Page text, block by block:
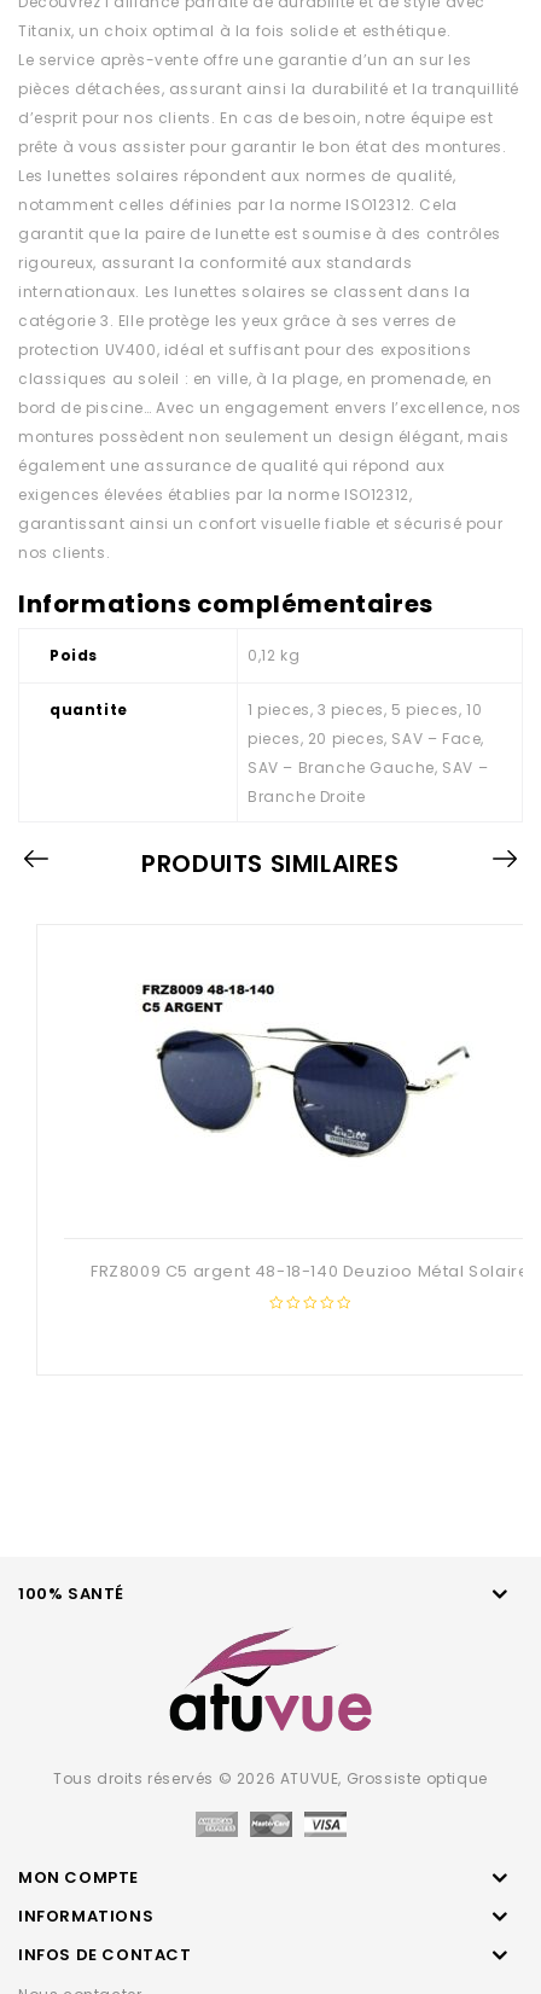
Titanix, un choix optimal à la fois solide et esthétique.
Le service après-vente offre une garantie d’un an sur les
pièces détachées, assurant ainsi la durabilité et la tranquillité
d’esprit pour nos clients. En cas de besoin, notre équipe est
prête à vous assister pour garantir le bon état des montures.
Les lunettes solaires répondent aux normes de qualité,
notamment celles définies par la norme ISO12312. Cela
garantit que la paire de lunette est soumise à des contrôles
rigoureux, assurant la conformité aux standards
internationaux. Les lunettes solaires se classent dans la
catégorie 3. Elle protège les yeux grâce à ses verres de
protection UV400, idéal et suffisant pour des expositions
classiques au soleil : en ville, à la plage, en promenade, en
bord de piscine… Avec un engagement envers l’excellence, nos
montures possèdent non seulement un design élégant, mais
également une assurance de qualité qui répond aux
exigences élevées établies par la norme ISO12312,
garantissant ainsi un confort visuelle fiable et sécurisé pour
nos clients.
Informations complémentaires
Poids 0,12 kg
quantite
1 pieces, 3 pieces, 5 pieces, 10
pieces, 20 pieces, SAV – Face,
SAV – Branche Gauche, SAV –
Branche Droite
PRODUITS SIMILAIRES
FRZ8009 C5 argent 48-18-140 Deuzioo Métal Solaire
100% SANTÉ
Tous droits réservés © 2026 ATUVUE, Grossiste optique
MON COMPTE
INFORMATIONS
INFOS DE CONTACT